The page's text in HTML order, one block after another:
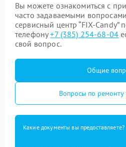
Вы можете ознакомиться с
часто задаваемыми
сервисный центр “FIX-Candy”
телефону+7 (385) 254-68-04
свой вопрос.
Общие
Вопросы по ремонту
Какие документы вы предоставляете?